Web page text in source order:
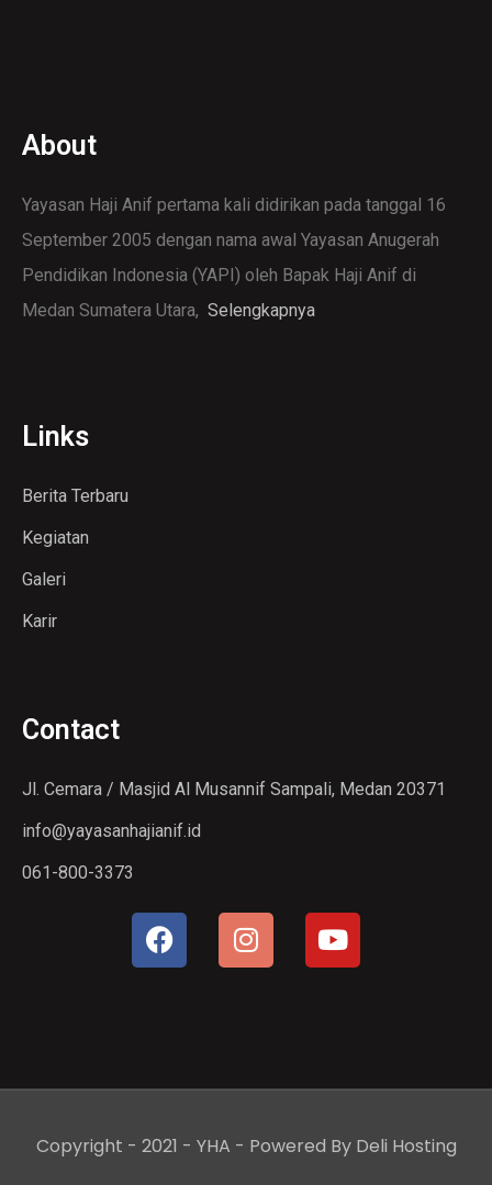
About
Yayasan Haji Anif pertama kali didirikan pada tanggal 16
September 2005 dengan nama awal Yayasan Anugerah
Pendidikan Indonesia (YAPI) oleh Bapak Haji Anif di
Medan Sumatera Utara, Selengkapnya
Links
Berita Terbaru
Kegiatan
Galeri
Karir
Contact
Jl. Cemara / Masjid Al Musannif Sampali, Medan 20371
info@yayasanhajianif.id
061-800-3373
Copyright - 2021 - YHA - Powered By Deli Hosting